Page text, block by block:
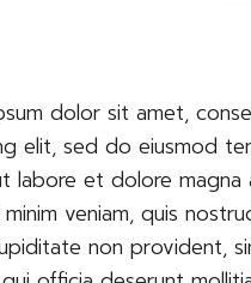
dolor sit amet,
elit, sed do eiusmod
labore et dolore magna
veniam, quis
non provident,